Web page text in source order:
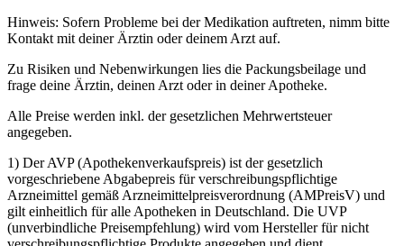
Hinweis: Sofern Probleme bei der Medikation auftreten, nimm bitte
Kontakt mit deiner Ärztin oder deinem Arzt auf.
Zu Risiken und Nebenwirkungen lies die Packungsbeilage und
frage deine Ärztin, deinen Arzt oder in deiner Apotheke.
Alle Preise werden inkl. der gesetzlichen Mehrwertsteuer
angegeben.
1) Der AVP (Apothekenverkaufspreis) ist der gesetzlich
vorgeschriebene Abgabepreis für verschreibungspflichtige
Arzneimittel gemäß Arzneimittelpreisverordnung (AMPreisV) und
gilt einheitlich für alle Apotheken in Deutschland. Die UVP
(unverbindliche Preisempfehlung) wird vom Hersteller für nicht